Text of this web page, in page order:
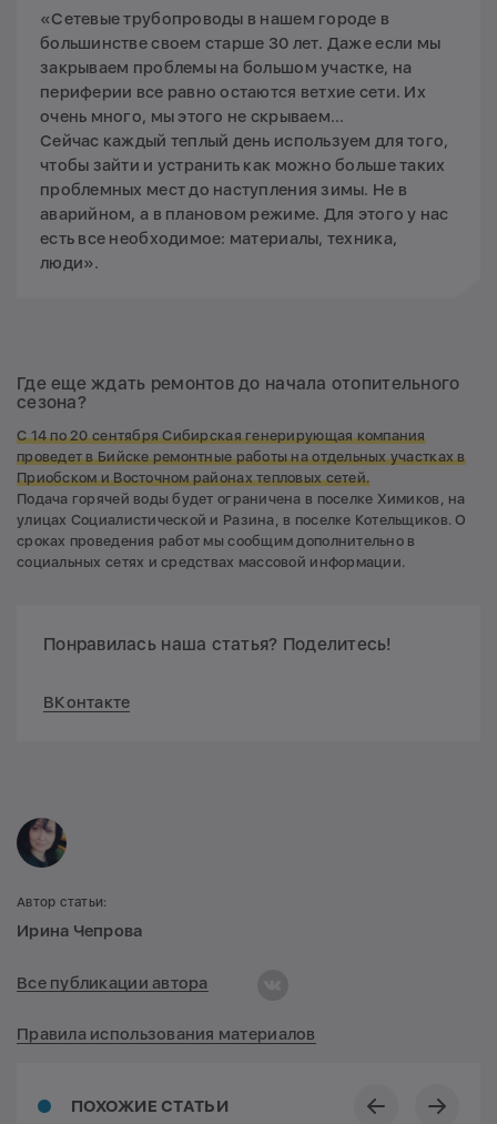
«Сетевые трубопроводы в нашем городе в
большинстве своем старше 30 лет. Даже если мы
закрываем проблемы на большом участке, на
периферии все равно остаются ветхие сети. Их
очень много, мы этого не скрываем...
Сейчас каждый теплый день используем для того,
чтобы зайти и устранить как можно больше таких
проблемных мест до наступления зимы. Не в
аварийном, а в плановом режиме. Для этого у нас
есть все необходимое: материалы, техника,
люди».
Где еще ждать ремонтов до начала отопительного
сезона?
С 14 по 20 сентября Сибирская генерирующая компания
проведет в Бийске ремонтные работы на отдельных участках в
Приобском и Восточном районах тепловых сетей.
Подача горячей воды будет ограничена в поселке Химиков, на
улицах Социалистической и Разина, в поселке Котельщиков. О
сроках проведения работ мы сообщим дополнительно в
социальных сетях и средствах массовой информации.
Понравилась наша статья? Поделитесь!
ВКонтакте
ПОХОЖИЕ СТАТЬИ
Автор статьи:
Ирина Чепрова
Все публикации автора
Правила использования материалов